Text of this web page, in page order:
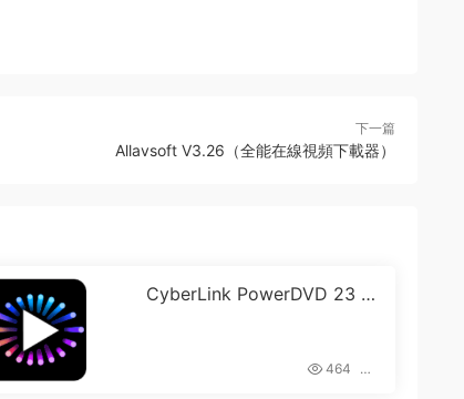
下一篇
Allavsoft V3.26（全能在線視頻下載器）
CyberLink PowerDVD 23 C
464